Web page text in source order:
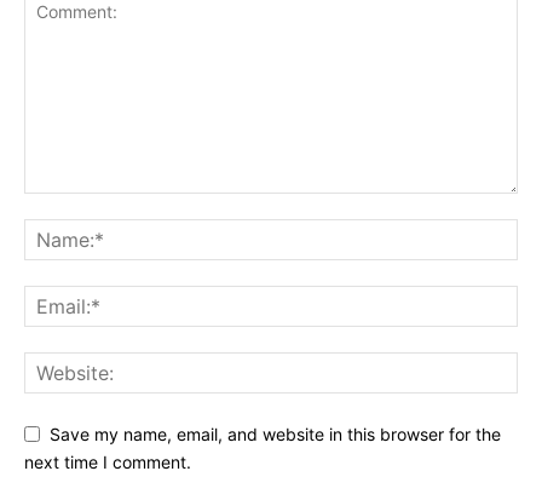
Save my name, email, and website in this browser for the
next time I comment.